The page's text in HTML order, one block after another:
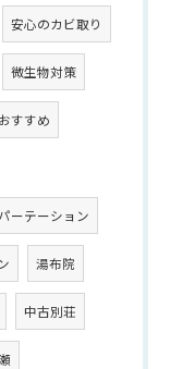
安心のカビ取り
微生物対策
おすすめ
パーテーション
湯布院
中古別荘